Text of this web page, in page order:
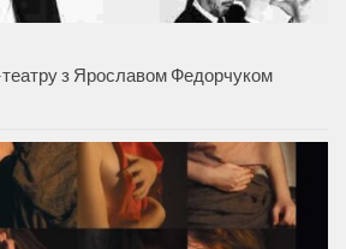
з Ярославом Федорчуком